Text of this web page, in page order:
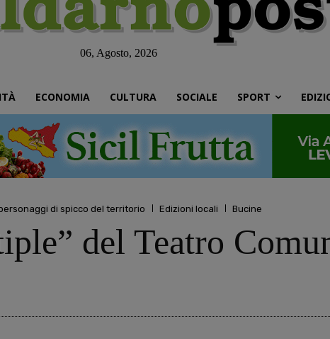
06, Agosto, 2026
ECONOMIA CULTURA SOCIALE SPORT
di spicco del territorio Edizioni locali Bucine
del Teatro